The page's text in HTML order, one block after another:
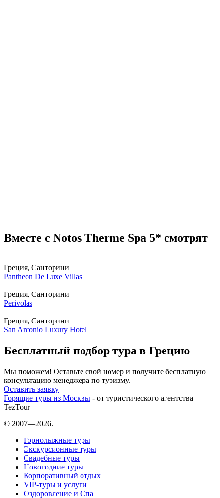
Вместе с Notos Therme Spa 5* смотрят
Греция, Санторини
Pantheon De Luxe Villas
Греция, Санторини
Perivolas
Греция, Санторини
San Antonio Luxury Hotel
Бесплатный подбор тура в Грецию
Мы поможем! Оставьте свой номер и получите бесплатную
консультацию менеджера по туризму.
Оставить заявку
Горящие туры из Москвы - от туристического агентства
TezTour
© 2007—2026.
Горнолыжные туры
Экскурсионные туры
Свадебные туры
Новогодние туры
Корпоративный отдых
VIP-туры и услуги
Оздоровление и Спа